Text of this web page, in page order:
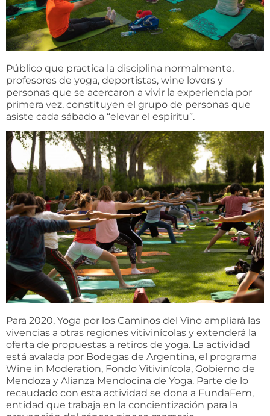
Público que practica la disciplina normalmente,
profesores de yoga, deportistas, wine lovers y
personas que se acercaron a vivir la experiencia por
primera vez, constituyen el grupo de personas que
asiste cada sábado a “elevar el espíritu”.
Para 2020, Yoga por los Caminos del Vino ampliará las
vivencias a otras regiones vitivinícolas y extenderá la
oferta de propuestas a retiros de yoga. La actividad
está avalada por Bodegas de Argentina, el programa
Wine in Moderation, Fondo Vitivinícola, Gobierno de
Mendoza y Alianza Mendocina de Yoga. Parte de lo
recaudado con esta actividad se dona a FundaFem,
entidad que trabaja en la concientización para la